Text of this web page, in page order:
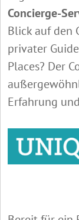
Concierge-
Blick auf den
privater
Places? Der
Erfahrung